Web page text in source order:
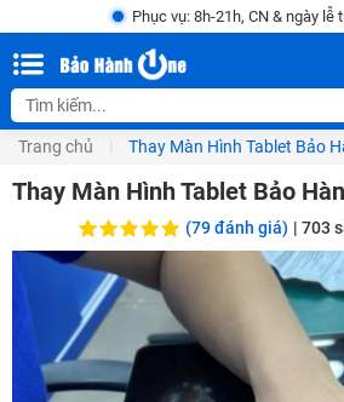
Phục vụ: 8h-21h, CN & ngày lễ
Trang chủ Thay Màn Hình Tablet Bảo
Thay Màn Hình Tablet Bảo
(79 đánh giá) | 703